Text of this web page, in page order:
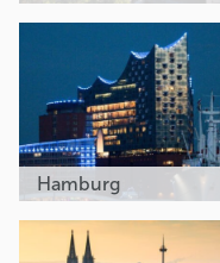
Hamburg